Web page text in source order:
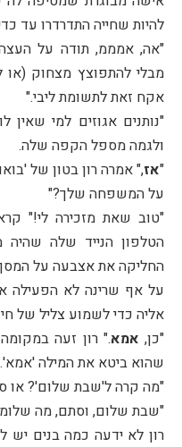
להיות שחייה התדרדרו עד
"אה, אמממ, תודה על העצה
מבלי להתפוצץ מצחוק (או
אקח זאת לתשומת ליבי."
"נותנים אגוזים למי שאין
ולגמה מספל הקפה שלה.
"אז," אמרה רון בטון של
על המשפחה שלך?"
"טוב שאת מזכירה לי!"
הטלפון הנייד שלה
החליקה את אצבעה על המסך
על אף שרינה לא הפעילה
אליה כדי לשמוע צליל של
"כן, אמא." רון זעה
שהוא ביטא את המילה 'אמא'.
"מה קרה ל'שבת שלום'? או
"שבת שלום, וסתם, מה
רון לא ידעה כמה בנים